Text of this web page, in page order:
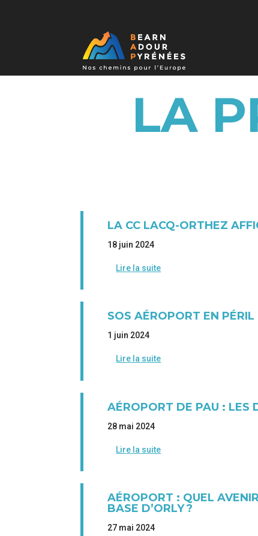
LA
LA CC LACQ-ORTHEZ
18 juin 2024
Lire la suite
SOS AÉROPORT EN PÉRIL
1 juin 2024
Lire la suite
AÉROPORT DE PAU : LES
28 mai 2024
Lire la suite
AÉROPORT : QUEL
BASE D’ORLY ?
27 mai 2024